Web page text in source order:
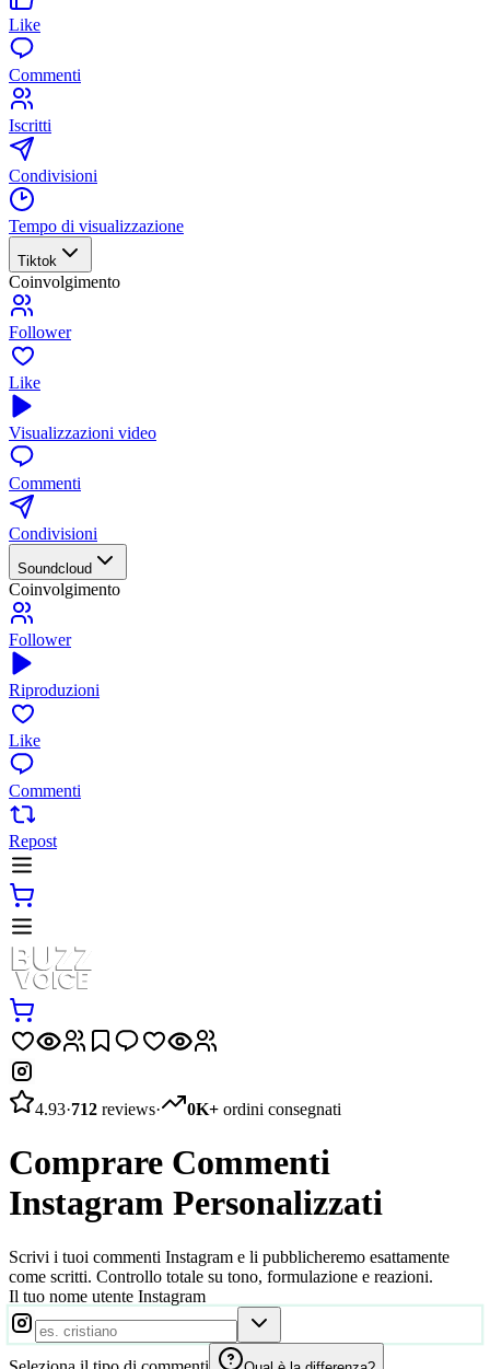
Like
Commenti
Iscritti
Condivisioni
Tempo di visualizzazione
Tiktok
Coinvolgimento
Follower
Like
Visualizzazioni video
Commenti
Condivisioni
Soundcloud
Coinvolgimento
Follower
Riproduzioni
Like
Commenti
Repost
4.93·712 reviews· 0K+ ordini consegnati
Comprare Commenti
Instagram Personalizzati
Scrivi i tuoi commenti Instagram e li pubblicheremo esattamente
come scritti. Controllo totale su tono, formulazione e reazioni.
Il tuo nome utente Instagram